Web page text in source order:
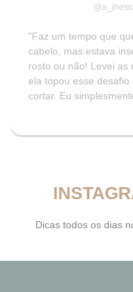
"Faz um tempo que
cabelo, mas estava
rosto ou não! Levei as
ela topou esse
cortar. Eu
Dicas todos os dias